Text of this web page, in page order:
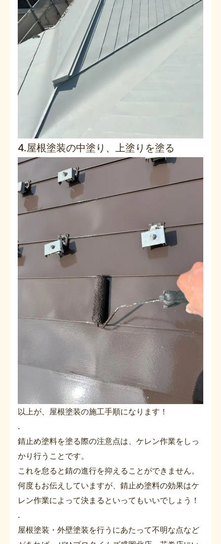
4.屋根塗装の中塗り、上塗りを塗る
以上が、屋根塗装の施工手順になります！
.
錆止め塗料を塗る際の注意点は、ケレン作業をしっ
かり行うことです。
これを怠ると錆の進行を抑えることができません。
何度もお伝えしていますが、錆止め塗料の効果はケ
レン作業によって決まるといってもいいでしょう！
.
屋根塗装・外壁塗装を行うにあたって不明な点など